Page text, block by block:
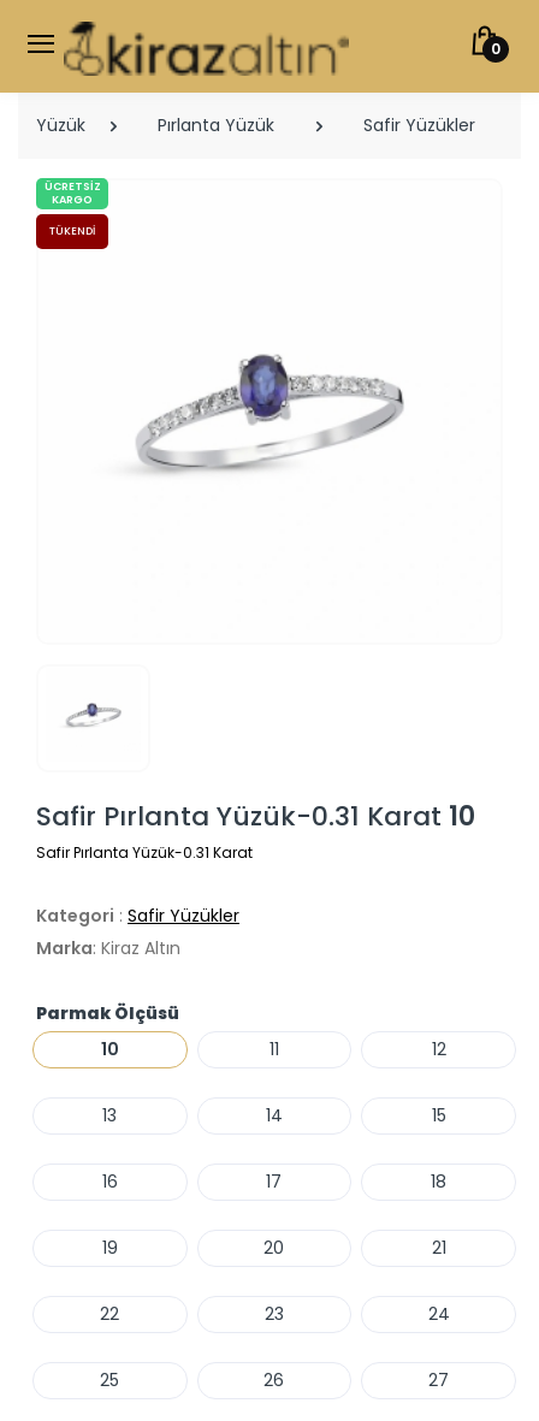
0
Yüzük Pırlanta Yüzük Safir Yüzükler
ÜCRETSIZ
KARGO
TÜKENDI
Safir Pırlanta Yüzük-0.31 Karat 10
Safir Pırlanta Yüzük-0.31 Karat
Kategori : Safir Yüzükler
Marka: Kiraz Altın
Parmak Ölçüsü
10
11 12
13 14 15
16 17 18
19 20 21
22 23 24
25 26 27